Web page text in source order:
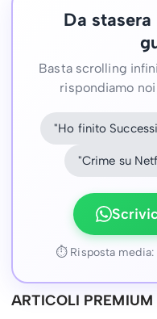
Da
Basta scrolling
rispondiamo
"Ho finito
"Crime su
⏱ Risposta media:
ARTICOLI PREMIUM